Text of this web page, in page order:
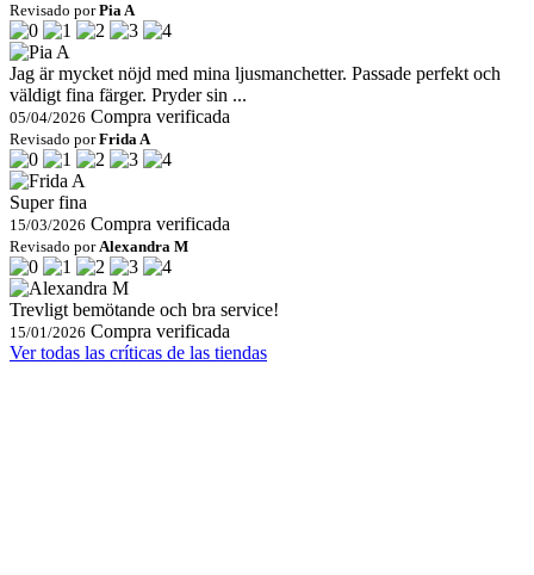
Revisado porPia A
Jag är mycket nöjd med mina ljusmanchetter. Passade perfekt och
väldigt fina färger. Pryder sin ...
05/04/2026 Compra verificada
Revisado porFrida A
Super fina
15/03/2026 Compra verificada
Revisado porAlexandra M
Trevligt bemötande och bra service!
15/01/2026 Compra verificada
Ver todas las críticas de las tiendas